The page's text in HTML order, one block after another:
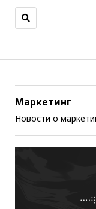
Маркетинг
Новости о